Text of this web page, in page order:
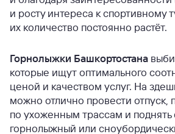
и росту интереса к спортивному
их количество постоянно растёт.
Горнолыжки Башкортостана
которые ищут оптимального
ценой и качеством услуг. На
можно отлично провести отпуск,
по ухоженным трассам и поднять
горнолыжный или